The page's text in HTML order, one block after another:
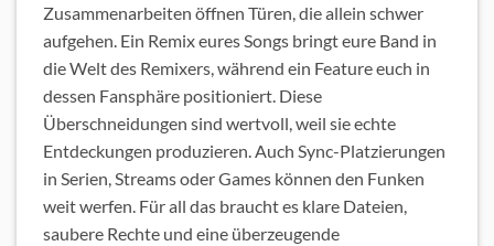
Zusammenarbeiten öffnen Türen, die allein schwer
aufgehen. Ein Remix eures Songs bringt eure Band in
die Welt des Remixers, während ein Feature euch in
dessen Fansphäre positioniert. Diese
Überschneidungen sind wertvoll, weil sie echte
Entdeckungen produzieren. Auch Sync-Platzierungen
in Serien, Streams oder Games können den Funken
weit werfen. Für all das braucht es klare Dateien,
saubere Rechte und eine überzeugende